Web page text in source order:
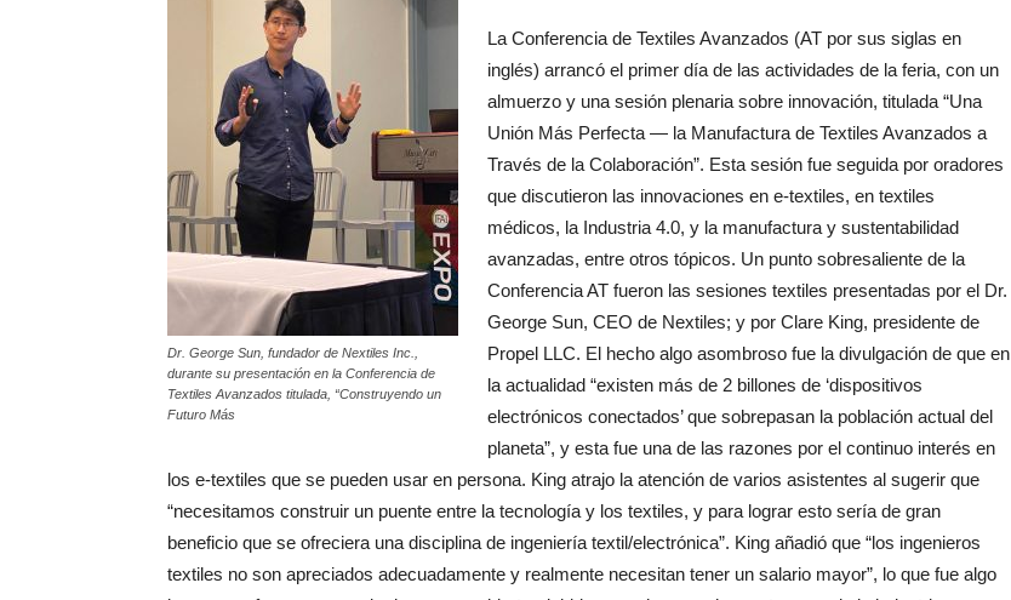
Dr. George Sun, fundador de Nextiles Inc.,
durante su presentación en la Conferencia de
Textiles Avanzados titulada, “Construyendo un
Futuro Más
La Conferencia de Textiles Avanzados (AT por sus siglas en
inglés) arrancó el primer día de las actividades de la feria, con un
almuerzo y una sesión plenaria sobre innovación, titulada “Una
Unión Más Perfecta — la Manufactura de Textiles Avanzados a
Través de la Colaboración”. Esta sesión fue seguida por oradores
que discutieron las innovaciones en e-textiles, en textiles
médicos, la Industria 4.0, y la manufactura y sustentabilidad
avanzadas, entre otros tópicos. Un punto sobresaliente de la
Conferencia AT fueron las sesiones textiles presentadas por el Dr.
George Sun, CEO de Nextiles; y por Clare King, presidente de
Propel LLC. El hecho algo asombroso fue la divulgación de que en
la actualidad “existen más de 2 billones de ‘dispositivos
electrónicos conectados’ que sobrepasan la población actual del
planeta”, y esta fue una de las razones por el continuo interés en
los e-textiles que se pueden usar en persona. King atrajo la atención de varios asistentes al sugerir que
“necesitamos construir un puente entre la tecnología y los textiles, y para lograr esto sería de gran
beneficio que se ofreciera una disciplina de ingeniería textil/electrónica”. King añadió que “los ingenieros
textiles no son apreciados adecuadamente y realmente necesitan tener un salario mayor”, lo que fue algo